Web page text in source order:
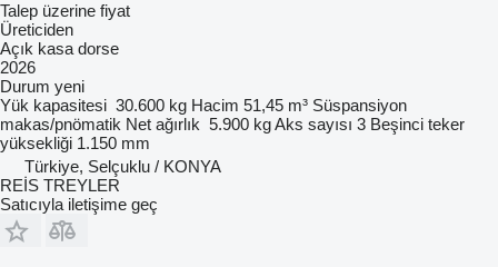
Talep üzerine fiyat
Üreticiden
Açık kasa dorse
2026
Durum yeni
Yük kapasitesi 30.600 kg Hacim 51,45 m³ Süspansiyon
makas/pnömatik Net ağırlık 5.900 kgAks sayısı 3 Beşinci teker
yüksekliği 1.150 mm
Türkiye, Selçuklu / KONYA
REİS TREYLER
Satıcıyla iletişime geç